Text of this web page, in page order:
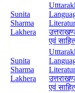
Sunita
Sharma
Lakhera
एवं
Sunita
Sharma
Lakhera
एवं